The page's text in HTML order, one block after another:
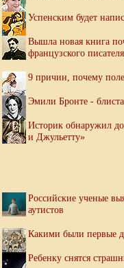
Успенским будет
Вышла новая книга
французского писателя
9 причин, почему
Эмили Бронте -
Историк обнаружил
и Джульетту»
Российские ученые
аутистов
Какими были первые
Ребенку снятся